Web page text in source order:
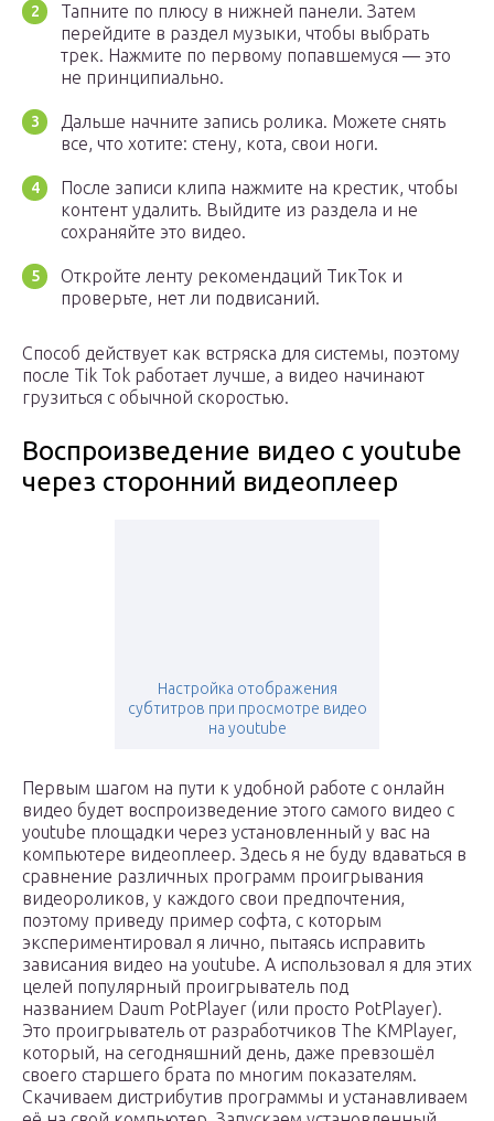
Тапните по плюсу в нижней панели. Затем
перейдите в раздел музыки, чтобы выбрать
трек. Нажмите по первому попавшемуся — это
не принципиально.
Дальше начните запись ролика. Можете снять
все, что хотите: стену, кота, свои ноги.
После записи клипа нажмите на крестик, чтобы
контент удалить. Выйдите из раздела и не
сохраняйте это видео.
Откройте ленту рекомендаций ТикТок и
проверьте, нет ли подвисаний.
Способ действует как встряска для системы, поэтому
после Tik Tok работает лучше, а видео начинают
грузиться с обычной скоростью.
Воспроизведение видео с youtube
через сторонний видеоплеер
Настройка отображения
субтитров при просмотре видео
на youtube
Первым шагом на пути к удобной работе с онлайн
видео будет воспроизведение этого самого видео с
youtube площадки через установленный у вас на
компьютере видеоплеер. Здесь я не буду вдаваться в
сравнение различных программ проигрывания
видеороликов, у каждого свои предпочтения,
поэтому приведу пример софта, с которым
экспериментировал я лично, пытаясь исправить
зависания видео на youtube. А использовал я для этих
целей популярный проигрыватель под
названием Daum PotPlayer (или просто PotPlayer).
Это проигрыватель от разработчиков The KMPlayer,
который, на сегодняшний день, даже превзошёл
своего старшего брата по многим показателям.
Скачиваем дистрибутив программы и устанавливаем